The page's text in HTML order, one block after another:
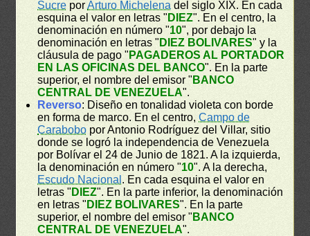
Sucre porArturo Michelena del siglo XIX. En cada
esquina el valor en letras " DIEZ". En el centro, la
denominación en número "10", por debajo la
denominación en letras " DIEZ BOLIVARES" y la
cláusula de pago " PAGADEROS AL PORTADOR
EN LAS OFICINAS DEL BANCO". En la parte
superior, el nombre del emisor " BANCO
CENTRAL DE VENEZUELA".
Reverso: Diseño en tonalidad violeta con borde
en forma de marco. En el centro,Campo de
Carabobo por Antonio Rodríguez del Villar, sitio
donde se logró la independencia de Venezuela
por Bolívar el 24 de Junio de 1821. A la izquierda,
la denominación en número "10". A la derecha,
Escudo Nacional . En cada esquina el valor en
letras " DIEZ". En la parte inferior, la denominación
en letras " DIEZ BOLIVARES". En la parte
superior, el nombre del emisor " BANCO
CENTRAL DE VENEZUELA".